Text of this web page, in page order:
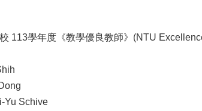
113學年度《教學優良教師》(NTU
Yu Schive